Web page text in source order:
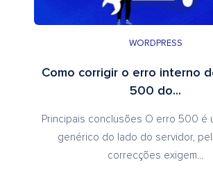
WORDPRESS
Como corrigir o erro interno
500 do...
Principais conclusões O erro 500 é
genérico do lado do servidor,
correcções exigem...